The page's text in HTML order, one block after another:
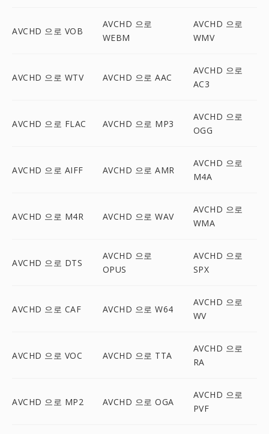
AVCHD 으로 VOB
AVCHD 으로
WEBM
AVCHD 으로
WMV
AVCHD 으로 WTV AVCHD 으로 AAC
AVCHD 으로
AC3
AVCHD 으로 FLAC AVCHD 으로 MP3
AVCHD 으로
OGG
AVCHD 으로 AIFF AVCHD 으로 AMR
AVCHD 으로
M4A
AVCHD 으로 M4R AVCHD 으로 WAV
AVCHD 으로
WMA
AVCHD 으로 DTS
AVCHD 으로
OPUS
AVCHD 으로
SPX
AVCHD 으로 CAF AVCHD 으로 W64
AVCHD 으로
WV
AVCHD 으로 VOC AVCHD 으로 TTA
AVCHD 으로
RA
AVCHD 으로 MP2 AVCHD 으로 OGA
AVCHD 으로
PVF